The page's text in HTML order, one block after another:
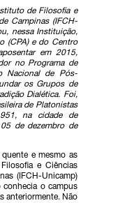
de Filosofia e
Campinas (IFCH-
nessa Instituição,
(CPA) e do Centro
em 2015,
no Programa de
Nacional de Pós-
os Grupos de
Dialética. Foi,
de Platonistas
na cidade de
de dezembro de
e mesmo as
e Ciências
(IFCH-Unicamp)
conhecia o campus
anteriormente. Não